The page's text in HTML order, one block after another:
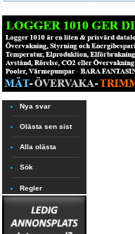
Nya svar
Olästa sen sist
Alla olästa
Sök
Regler